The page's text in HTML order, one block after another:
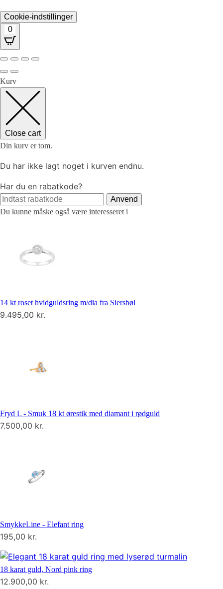
Cookie-indstillinger
0
Kurv
Close cart
Din kurv er tom.
Du har ikke lagt noget i kurven endnu.
Har du en rabatkode?
Anvend
Du kunne måske også være interesseret i
14 kt roset hvidguldsring m/dia fra Siersbøl
9.495,00 kr.
Fryd L - Smuk 18 kt ørestik med diamant i rødguld
7.500,00 kr.
SmykkeLine - Elefant ring
195,00 kr.
18 karat guld, Nord pink ring
12.900,00 kr.